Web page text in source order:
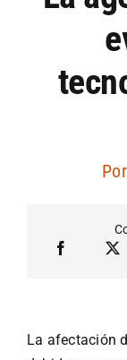
Artículos por
Artículos por
La afectación